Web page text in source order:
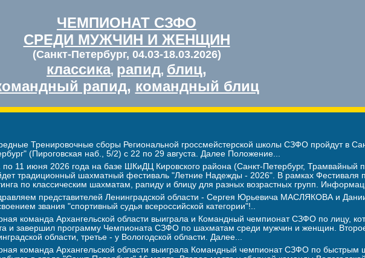
ЧЕМПИОНАТ СЗФО
СРЕДИ МУЖЧИН И ЖЕНЩИН
(Санкт-Петербург, 04.03-18.03.2026)
классика, рапид, блиц,
рапид, командный блиц
Тренировочные сборы Региональной гроссмейстерской школы СЗФО пройдут в
(Пироговская наб., 5/2) с 22 по 29 августа. Далее Положение...
11 июня 2026 года на базе ШКиДЦ Кировского района (Санкт-Петербург, Трамвайный
традиционный шахматный фестиваль "Летние Надежды - 2026". В рамках Фестиваля
по классическим шахматам, рапиду и блицу для разных возрастных групп.
представителей Ленинградской области - Сергея Юрьевича МАСЛЯКОВА и
звания "спортивный судья всероссийской категории"!..
команда Архангельской области выиграла и Командный чемпионат СЗФО по лицу,
и завершил программу Чемпионата СЗФО по шахматам среди мужчин и женщин.
области, третье - у Вологодской области. Далее...
команда Архангельской области выиграла Командный чемпионат СЗФО по быстрым